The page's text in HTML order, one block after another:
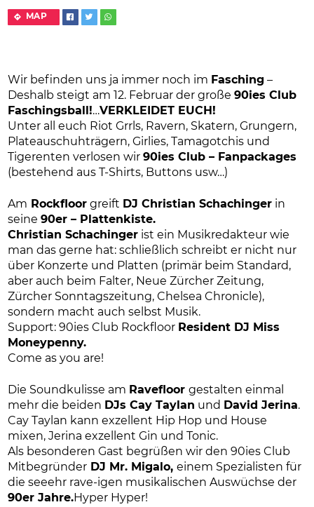
MAP
Wir befinden uns ja immer noch im Fasching –
Deshalb steigt am 12. Februar der große90ies Club
Faschingsball!…VERKLEIDET EUCH!
Unter all euch Riot Grrls, Ravern, Skatern, Grungern,
Plateauschuhträgern, Girlies, Tamagotchis und
Tigerenten verlosen wir90ies Club – Fanpackages
(bestehend aus T-Shirts, Buttons usw…)
Am Rockfloor greift DJ Christian Schachinger in
seine90er – Plattenkiste.
Christian Schachinger ist ein Musikredakteur wie
man das gerne hat: schließlich schreibt er nicht nur
über Konzerte und Platten (primär beim Standard,
aber auch beim Falter, Neue Zürcher Zeitung,
Zürcher Sonntagszeitung, Chelsea Chronicle),
sondern macht auch selbst Musik.
Support: 90ies Club Rockfloor Resident DJ Miss
Moneypenny.
Come as you are!
Die Soundkulisse am Ravefloorgestalten einmal
mehr die beiden DJs Cay Taylan und David Jerina.
Cay Taylan kann exzellent Hip Hop und House
mixen, Jerina exzellent Gin und Tonic.
Als besonderen Gast begrüßen wir den 90ies Club
Mitbegründer DJ Mr. Migalo,einem Spezialisten für
die seeehr rave-igen musikalischen Auswüchse der
90er Jahre.Hyper Hyper!